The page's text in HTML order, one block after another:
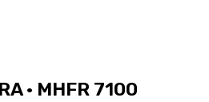
· MHFR 7100